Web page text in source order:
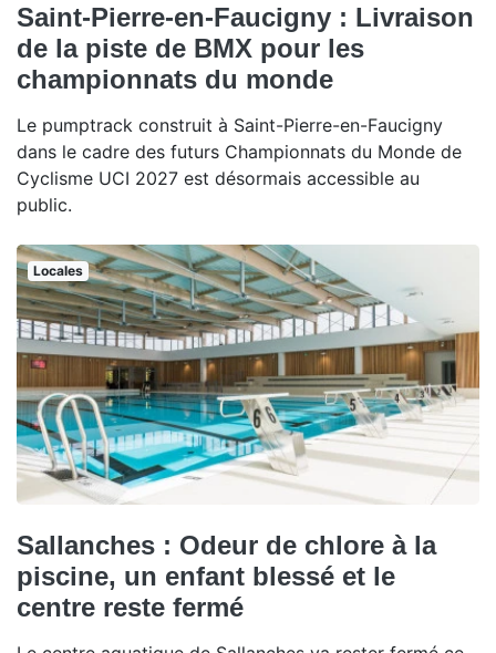
Saint-Pierre-en-Faucigny : Livraison
de la piste de BMX pour les
championnats du monde
Le pumptrack construit à Saint-Pierre-en-Faucigny
dans le cadre des futurs Championnats du Monde de
Cyclisme UCI 2027 est désormais accessible au
public.
Locales
Sallanches : Odeur de chlore à la
piscine, un enfant blessé et le
centre reste fermé